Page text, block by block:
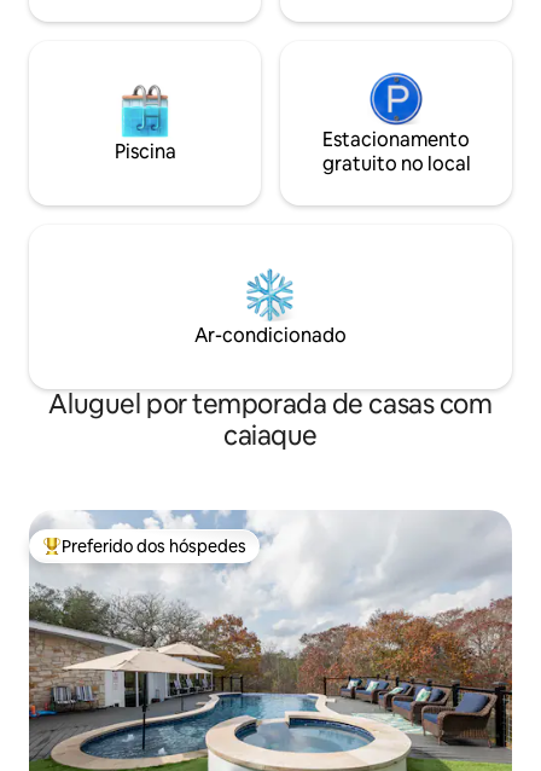
patos! Os perus se foram. Fumar é
Piscina
Estacionamento
gratuito no local
Ar-condicionado
Aluguel por temporada de casas com
caiaque
Entre os melhores preferidos dos hóspedes
Preferido dos hóspedes